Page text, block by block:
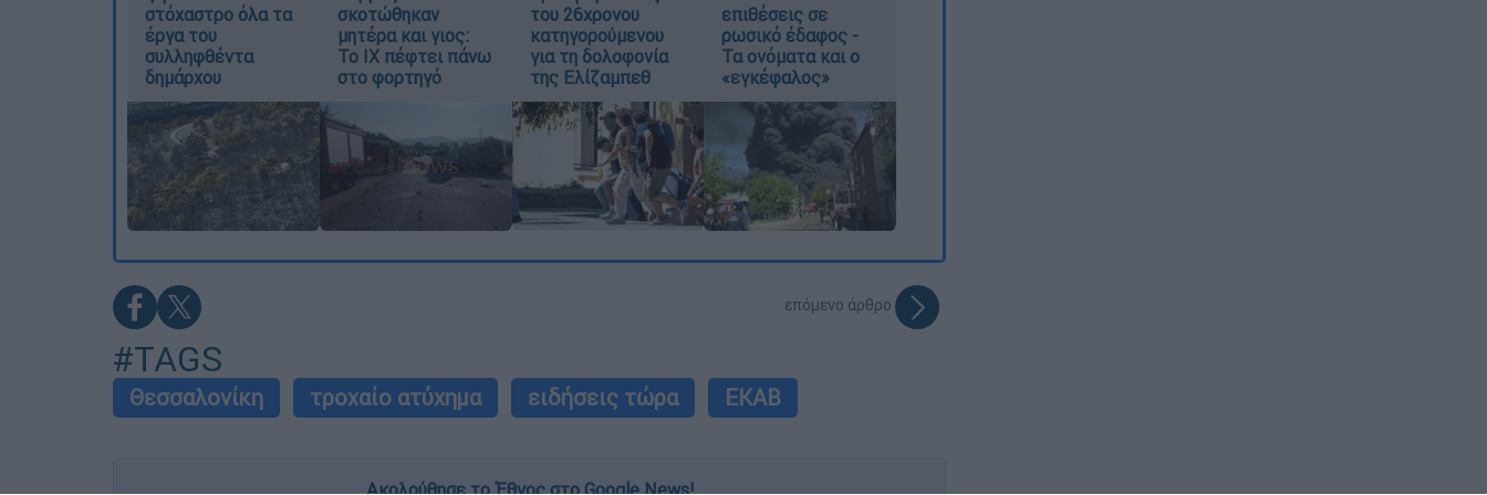
στόχαστρο όλα τα
έργα του
συλληφθέντα
δημάρχου
σκοτώθηκαν
μητέρα και γιος:
Το ΙΧ πέφτει πάνω
στο φορτηγό
του 26χρονου
κατηγορούμενου
για τη δολοφονία
της Ελίζαμπεθ
επιθέσεις σε
ρωσικό έδαφος -
Τα ονόματα και ο
«εγκέφαλος»
επόμενο άρθρο
#TAGS
Θεσσαλονίκη τροχαίο ατύχημα ειδήσεις τώρα ΕΚΑΒ
Ακολούθησε το Έθνος στο Google News!